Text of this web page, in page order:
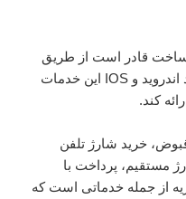
قادر است از طریق
برنامه‌هایی بر روی پلتفرم هوشمند اندروید و IOS این خدمات
خرید شارژ تلفن
مستقیم، پرداخت با
از جمله خدماتی است که